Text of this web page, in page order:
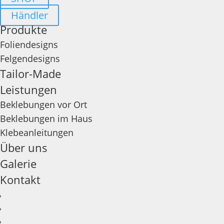
Händler
Produkte
Foliendesigns
Felgendesigns
Tailor-Made
Leistungen
Beklebungen vor Ort
Beklebungen im Haus
Klebeanleitungen
Über uns
Galerie
Kontakt